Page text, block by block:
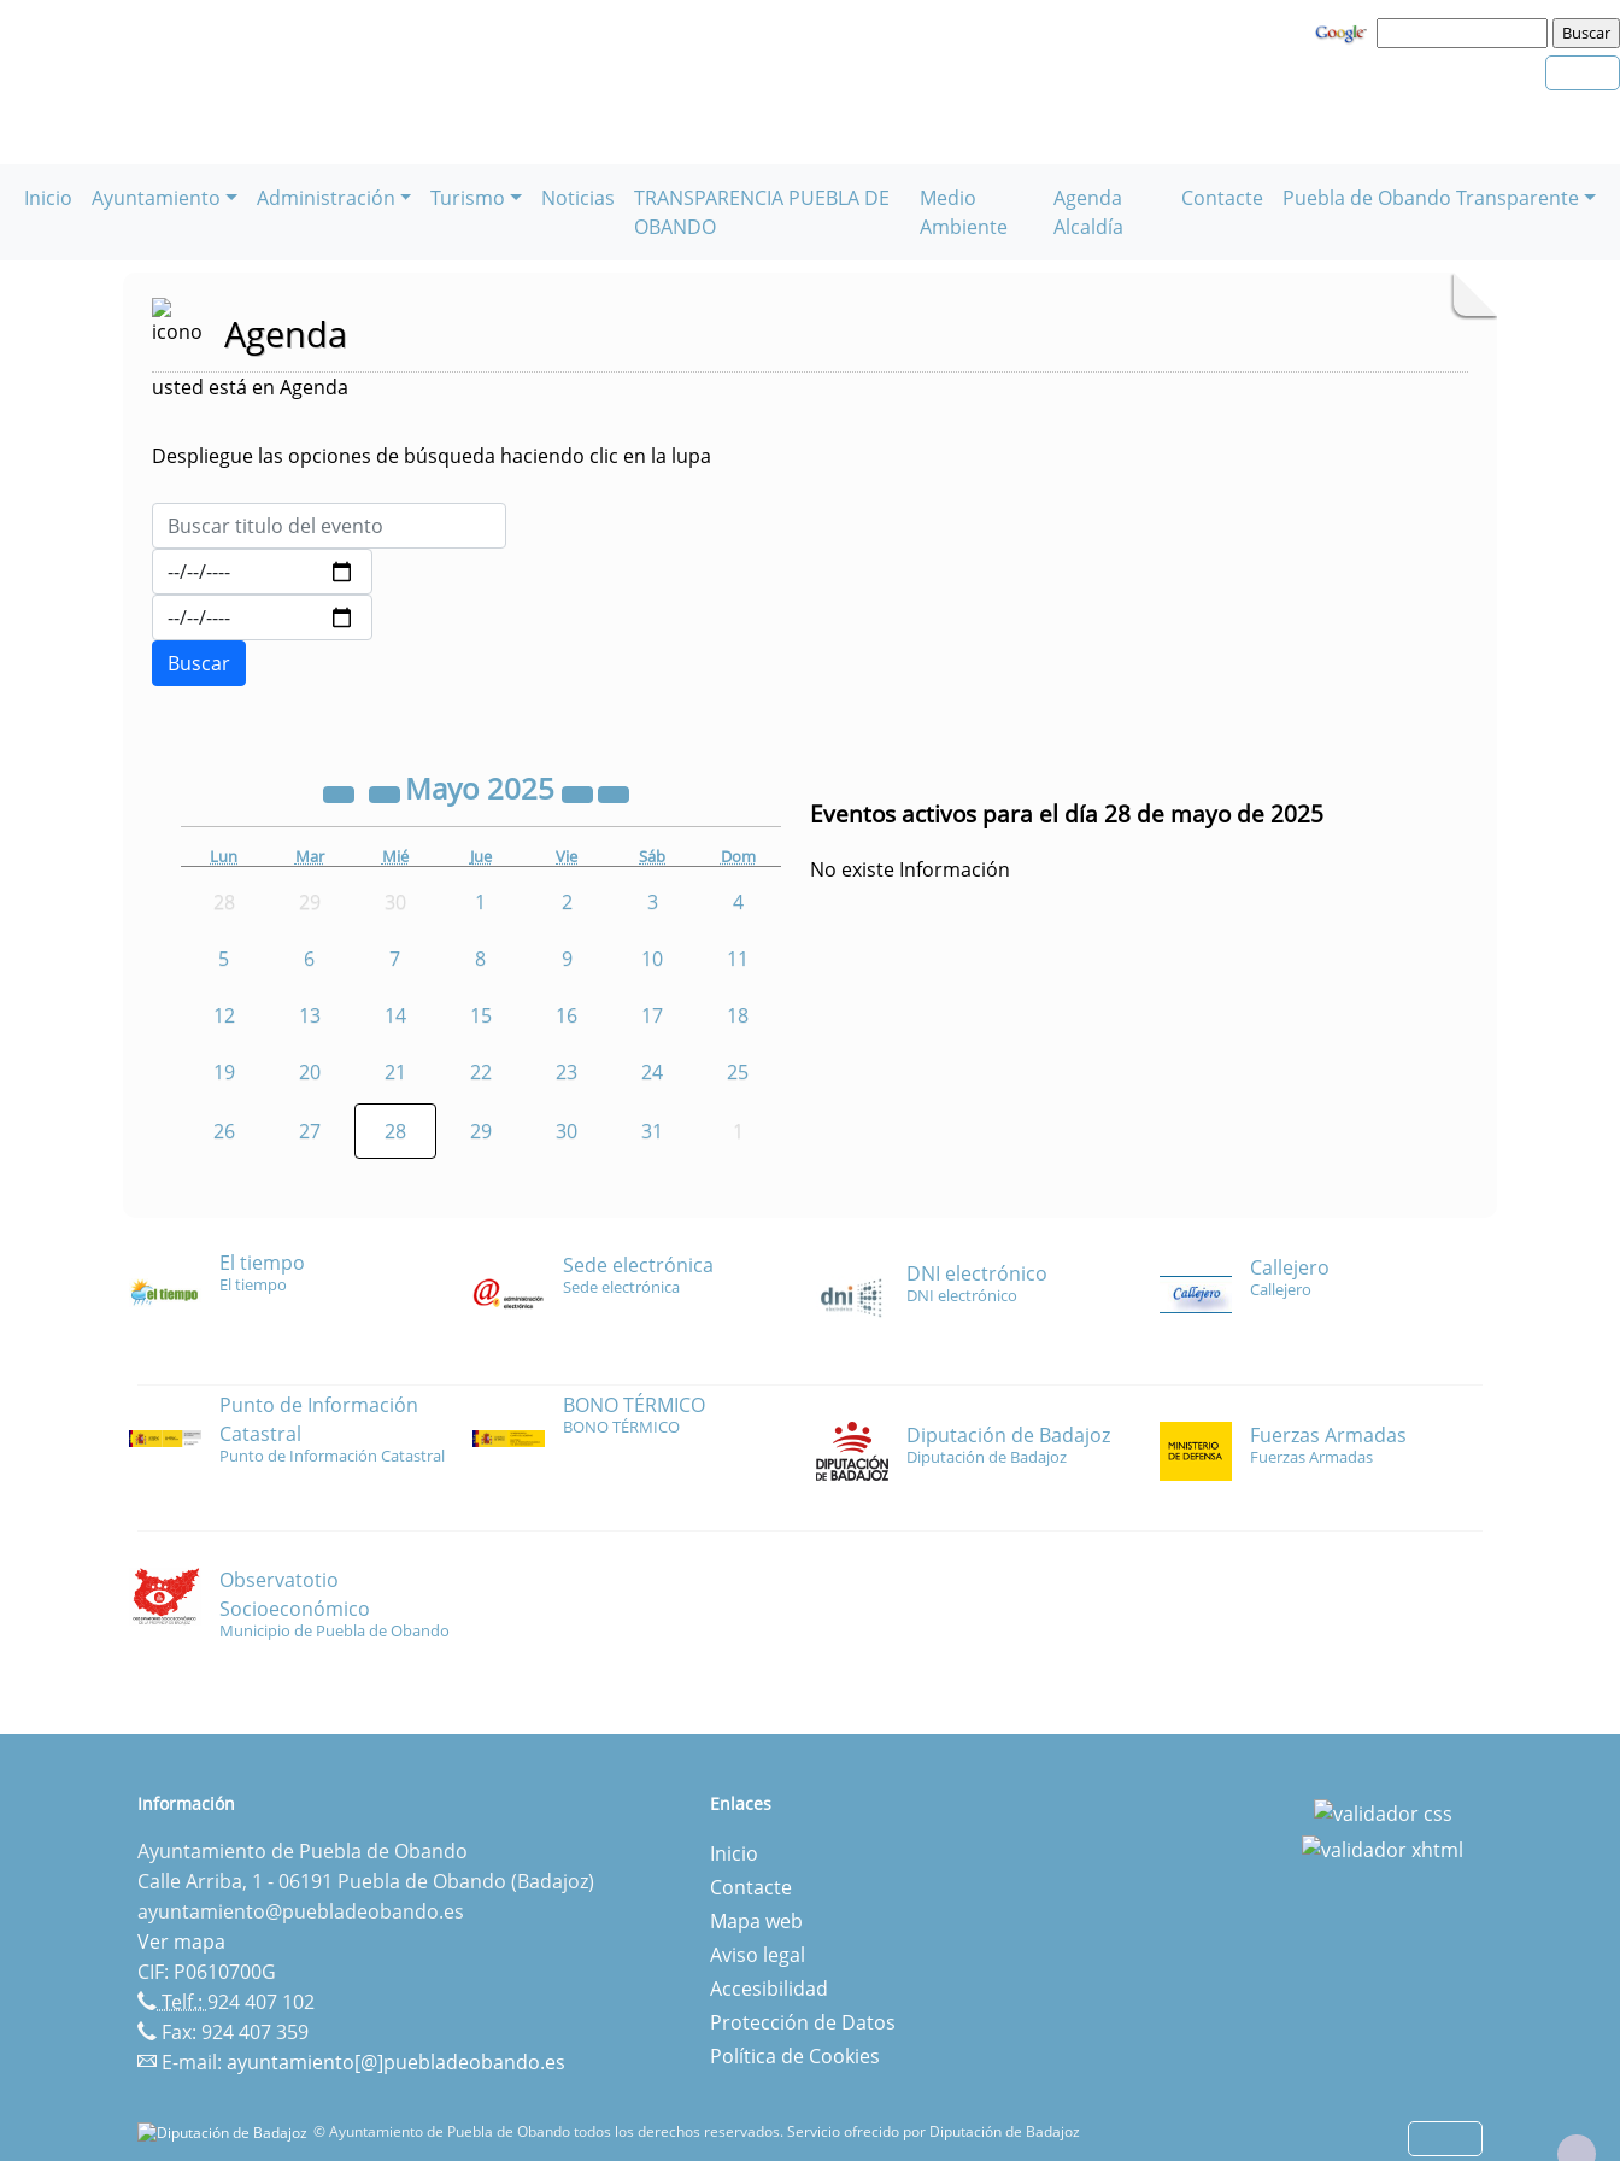
Inicio Ayuntamiento Administración Turismo Noticias
TRANSPARENCIA PUEBLA DE
OBANDO
Medio
Ambiente
Agenda
Alcaldía
Contacte Puebla de Obando Transparente
Agenda
usted está en Agenda
Despliegue las opciones de búsqueda haciendo clic en la lupa
Mayo 2025
Lun Mar Mié Jue Vie Sáb Dom
28 29 30 1 2 3 4
5 6 7 8 9 10 11
12 13 14 15 16 17 18
19 20 21 22 23 24 25
26 27 28 29 30 31 1
Eventos activos para el día 28 de mayo de 2025
No existe Información
El tiempo
El tiempo
Sede electrónica
Sede electrónica DNI electrónico
DNI electrónico
Callejero
Callejero
Punto de Información
Catastral
Punto de Información Catastral
BONO TÉRMICO
BONO TÉRMICO Diputación de Badajoz
Diputación de Badajoz
Fuerzas Armadas
Fuerzas Armadas
Observatotio
Socioeconómico
Municipio de Puebla de Obando
Información
Ayuntamiento de Puebla de Obando
Calle Arriba, 1 - 06191 Puebla de Obando (Badajoz)
ayuntamiento@puebladeobando.es
Ver mapa
CIF: P0610700G
Telf.:924 407 102
Fax: 924 407 359
E-mail: ayuntamiento[@]puebladeobando.es
Enlaces
Inicio
Contacte
Mapa web
Aviso legal
Accesibilidad
Protección de Datos
Política de Cookies
© Ayuntamiento de Puebla de Obando todos los derechos reservados.Servicio ofrecido por Diputación de Badajoz